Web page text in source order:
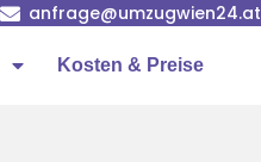
anfrage@umzugwien24.at
Kosten & Preise